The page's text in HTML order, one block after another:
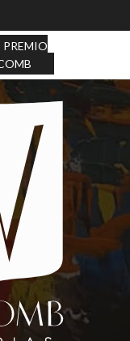
PREMIO